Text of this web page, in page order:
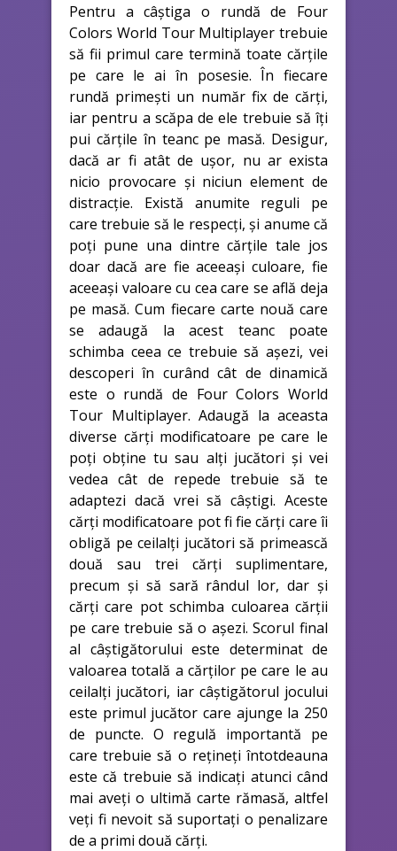
Pentru a câștiga o rundă de Four
Colors World Tour Multiplayer trebuie
să fii primul care termină toate cărțile
pe care le ai în posesie. În fiecare
rundă primești un număr fix de cărți,
iar pentru a scăpa de ele trebuie să îți
pui cărțile în teanc pe masă. Desigur,
dacă ar fi atât de ușor, nu ar exista
nicio provocare și niciun element de
distracție. Există anumite reguli pe
care trebuie să le respecți, și anume că
poți pune una dintre cărțile tale jos
doar dacă are fie aceeași culoare, fie
aceeași valoare cu cea care se află deja
pe masă. Cum fiecare carte nouă care
se adaugă la acest teanc poate
schimba ceea ce trebuie să așezi, vei
descoperi în curând cât de dinamică
este o rundă de Four Colors World
Tour Multiplayer. Adaugă la aceasta
diverse cărți modificatoare pe care le
poți obține tu sau alți jucători și vei
vedea cât de repede trebuie să te
adaptezi dacă vrei să câștigi. Aceste
cărți modificatoare pot fi fie cărți care îi
obligă pe ceilalți jucători să primească
două sau trei cărți suplimentare,
precum și să sară rândul lor, dar și
cărți care pot schimba culoarea cărții
pe care trebuie să o așezi. Scorul final
al câștigătorului este determinat de
valoarea totală a cărților pe care le au
ceilalți jucători, iar câștigătorul jocului
este primul jucător care ajunge la 250
de puncte. O regulă importantă pe
care trebuie să o rețineți întotdeauna
este că trebuie să indicați atunci când
mai aveți o ultimă carte rămasă, altfel
veți fi nevoit să suportați o penalizare
de a primi două cărți.